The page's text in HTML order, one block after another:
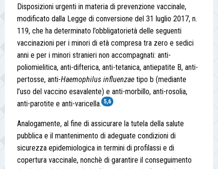
Disposizioni urgenti in materia di prevenzione vaccinale,
modificato dalla Legge di conversione del 31 luglio 2017, n.
119, che ha determinato l’obbligatorietà delle seguenti
vaccinazioni per i minori di età compresa tra zero e sedici
anni e per i minori stranieri non accompagnati: anti-
poliomielitica, anti-difterica, anti-tetanica, antiepatite B, anti-
pertosse, anti-Haemophilus influenzae tipo b (mediante
l’uso del vaccino esavalente) e anti-morbillo, anti-rosolia,
anti-parotite e anti-varicella. 5,6
Analogamente, al fine di assicurare la tutela della salute
pubblica e il mantenimento di adeguate condizioni di
sicurezza epidemiologica in termini di profilassi e di
copertura vaccinale, nonchè di garantire il conseguimento